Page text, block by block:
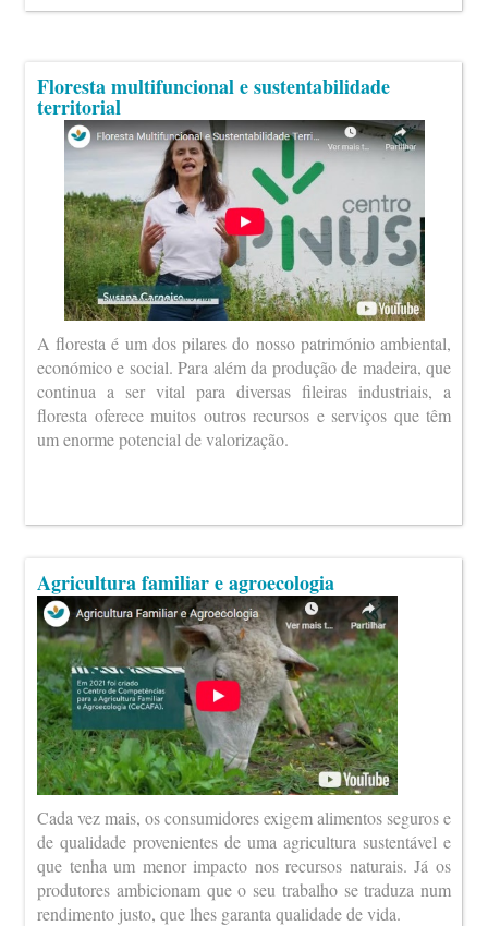
Floresta multifuncional e sustentabilidade
territorial
A floresta é um dos pilares do nosso património ambiental,
económico e social. Para além da produção de madeira, que
continua a ser vital para diversas fileiras industriais, a
floresta oferece muitos outros recursos e serviços que têm
um enorme potencial de valorização.
Agricultura familiar e agroecologia
Cada vez mais, os consumidores exigem alimentos seguros e
de qualidade provenientes de uma agricultura sustentável e
que tenha um menor impacto nos recursos naturais. Já os
produtores ambicionam que o seu trabalho se traduza num
rendimento justo, que lhes garanta qualidade de vida.